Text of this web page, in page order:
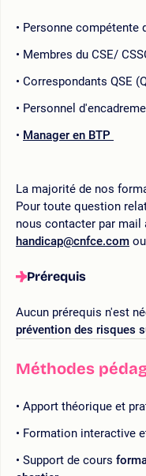
Personne compétente
Membres du CSE/
Correspondants QSE
Personnel
Manager en BTP
La majorité de nos
Pour toute question
nous contacter par mail
handicap@cnfce.com ou
Prérequis
Aucun prérequis n'est
prévention des risques
Méthodes
Apport théorique et
Formation interactive
Support de cours